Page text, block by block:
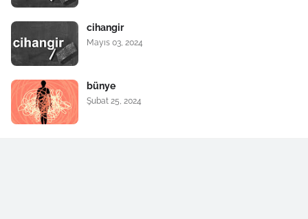
cihangir
Mayıs 03, 2024
bünye
Şubat 25, 2024